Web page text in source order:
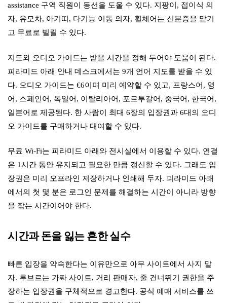
assistance 구역 직원이 동선을 도울 수 있다. 지팡이, 접이식 의
자, 유모차, 아기띠, 다기능 이동 의자, 휠체어는 신분증을 맡기
고 무료로 빌릴 수 있다.
지도와 오디오 가이드는 받을 시간을 정해 두어야 도움이 된다.
피라미드 아래 안내 데스크에서는 9개 언어 지도를 받을 수 있
다. 오디오 가이드는 €6이며 미리 예약할 수 있고, 프랑스어, 영
어, 스페인어, 독일어, 이탈리아어, 포르투갈어, 중국어, 한국어,
일본어로 제공된다. 한 사람이 최대 6장의 입장권과 6대의 오디
오 가이드를 구매하거나 대여할 수 있다.
무료 Wi-Fi는 피라미드 아래와 전시실에서 이용할 수 있다. 연결
은 1시간 동안 유지되고 필요한 만큼 갱신할 수 있다. 그래도 입
장권은 미리 오프라인 저장하거나 인쇄해 두자. 피라미드 아래
에서의 첫 몇 분은 로그인 문제를 해결하는 시간이 아니라 방향
을 잡는 시간이어야 한다.
시간과 돈을 잃는 흔한 실수
빠른 입장을 약속한다는 이유만으로 아무 사이트에서 사지 말
자. 루브르는 가짜 사이트, 거리 판매자, 줄 건너뛰기 권한을 주
장하는 입장권을 구체적으로 경고한다. 공식 예매 서비스를 쓰